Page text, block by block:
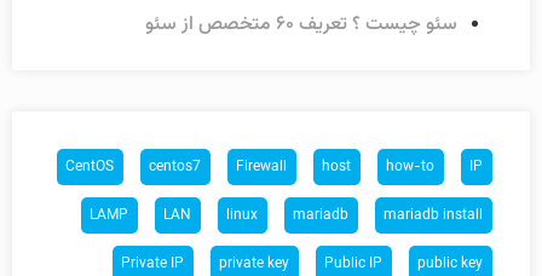
سئو چیست ؟ تعریف ۶۰ متخصص از سئو
CentOS centos7 Firewall host how-to IP
LAMP LAN linux mariadb mariadb install
Private IP private key Public IP public key